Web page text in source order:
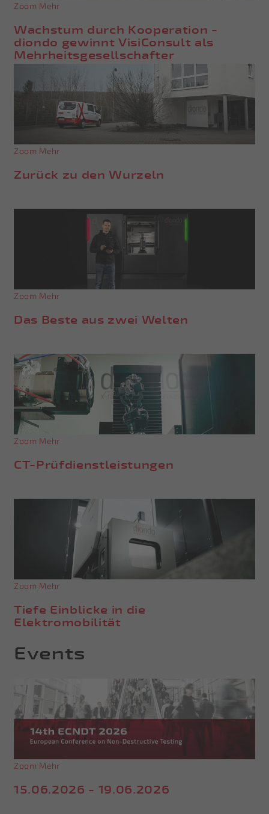
Zoom Mehr
Wachstum durch Kooperation -
diondo gewinnt VisiConsult als
Mehrheitsgesellschafter
Zoom Mehr
Zurück zu den Wurzeln
Zoom Mehr
Das Beste aus zwei Welten
Zoom Mehr
CT-Prüfdienstleistungen
Zoom Mehr
Tiefe Einblicke in die
Elektromobilität
Events
Zoom Mehr
15.06.2026 - 19.06.2026